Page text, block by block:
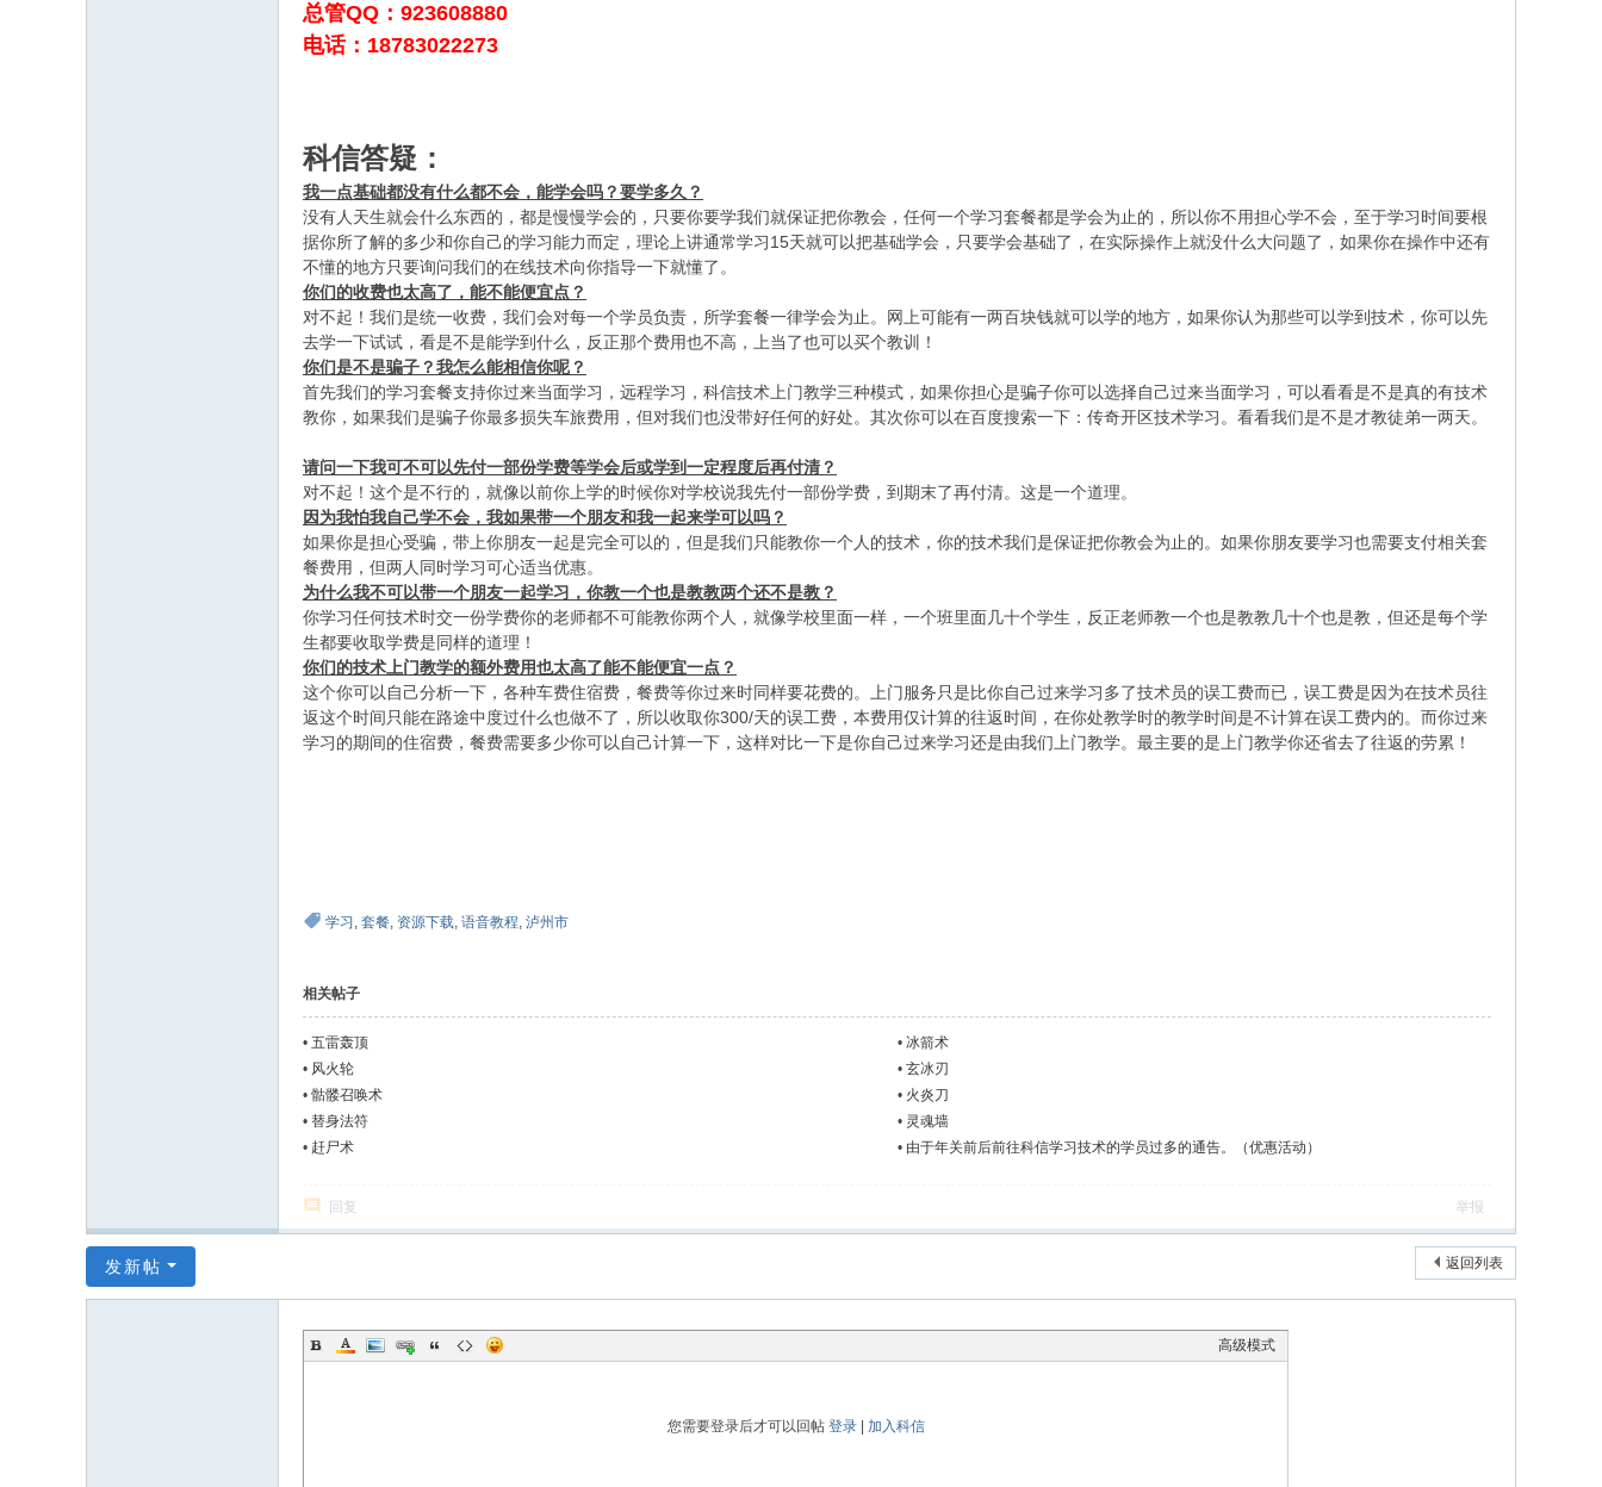
总管QQ：923608880
电话：18783022273
科信答疑：
我一点基础都没有什么都不会，能学会吗？要学多久？
没有人天生就会什么东西的，都是慢慢学会的，只要你要学我们就保证把你教会，任何一个学习套餐都是学会为止的，所以你不用担心学不会，至于学习时间要根
据你所了解的多少和你自己的学习能力而定，理论上讲通常学习15天就可以把基础学会，只要学会基础了，在实际操作上就没什么大问题了，如果你在操作中还有
不懂的地方只要询问我们的在线技术向你指导一下就懂了。
你们的收费也太高了，能不能便宜点？
对不起！我们是统一收费，我们会对每一个学员负责，所学套餐一律学会为止。网上可能有一两百块钱就可以学的地方，如果你认为那些可以学到技术，你可以先
去学一下试试，看是不是能学到什么，反正那个费用也不高，上当了也可以买个教训！
你们是不是骗子？我怎么能相信你呢？
首先我们的学习套餐支持你过来当面学习，远程学习，科信技术上门教学三种模式，如果你担心是骗子你可以选择自己过来当面学习，可以看看是不是真的有技术
教你，如果我们是骗子你最多损失车旅费用，但对我们也没带好任何的好处。其次你可以在百度搜索一下：传奇开区技术学习。看看我们是不是才教徒弟一两天。
请问一下我可不可以先付一部份学费等学会后或学到一定程度后再付清？
对不起！这个是不行的，就像以前你上学的时候你对学校说我先付一部份学费，到期末了再付清。这是一个道理。
因为我怕我自己学不会，我如果带一个朋友和我一起来学可以吗？
如果你是担心受骗，带上你朋友一起是完全可以的，但是我们只能教你一个人的技术，你的技术我们是保证把你教会为止的。如果你朋友要学习也需要支付相关套
餐费用，但两人同时学习可心适当优惠。
为什么我不可以带一个朋友一起学习，你教一个也是教教两个还不是教？
你学习任何技术时交一份学费你的老师都不可能教你两个人，就像学校里面一样，一个班里面几十个学生，反正老师教一个也是教教几十个也是教，但还是每个学
生都要收取学费是同样的道理！
你们的技术上门教学的额外费用也太高了能不能便宜一点？
这个你可以自己分析一下，各种车费住宿费，餐费等你过来时同样要花费的。上门服务只是比你自己过来学习多了技术员的误工费而已，误工费是因为在技术员往
返这个时间只能在路途中度过什么也做不了，所以收取你300/天的误工费，本费用仅计算的往返时间，在你处教学时的教学时间是不计算在误工费内的。而你过来
学习的期间的住宿费，餐费需要多少你可以自己计算一下，这样对比一下是你自己过来学习还是由我们上门教学。最主要的是上门教学你还省去了往返的劳累！
学习 , 套餐, 资源下载, 语音教程, 泸州市
相关帖子
• 五雷轰顶 • 冰箭术
• 风火轮 • 玄冰刃
• 骷髅召唤术 • 火炎刀
• 替身法符 • 灵魂墙
• 赶尸术 • 由于年关前后前往科信学习技术的学员过多的通告。（优惠活动）
回复 举报
返回列表
发新帖
高级模式
您需要登录后才可以回帖 登录| 加入科信